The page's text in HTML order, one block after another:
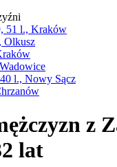
z
lat